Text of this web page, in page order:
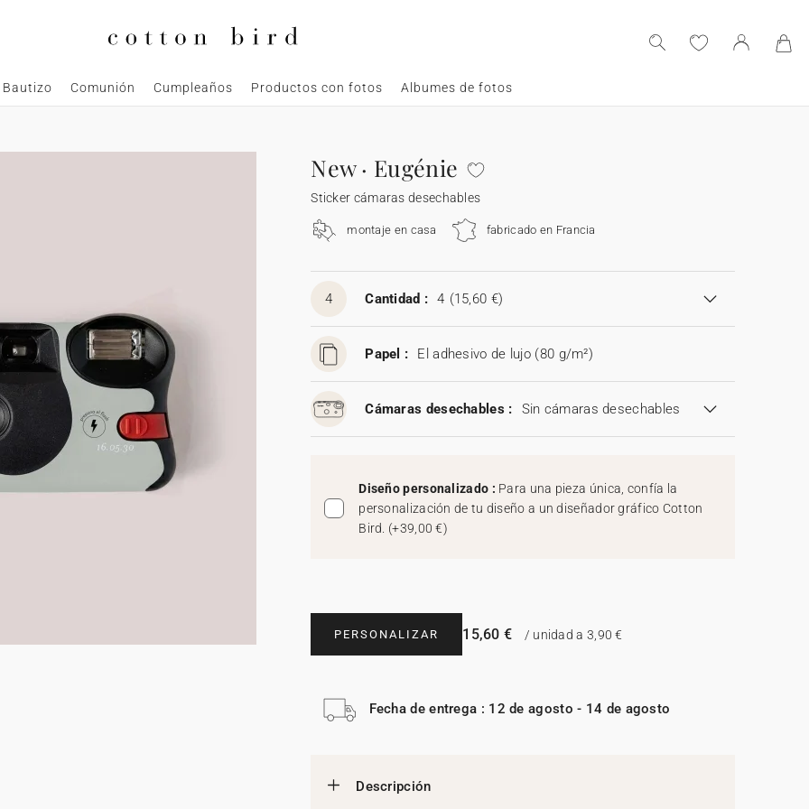
Bautizo Comunión Cumpleaños Productos con fotos Albumes de fotos
New · Eugénie
Sticker cámaras desechables
montaje en casa fabricado en Francia
4 Cantidad : 4 (15,60 €)
Papel : El adhesivo de lujo (80 g/m²)
Cámaras desechables : Sin cámaras desechables
Diseño personalizado : Para una pieza única, confía la
personalización de tu diseño a un diseñador gráfico Cotton
Bird. (+39,00 €)
PERSONALIZAR 15,60 € / unidad a 3,90 €
Fecha de entrega : 12 de agosto - 14 de agosto
Descripción